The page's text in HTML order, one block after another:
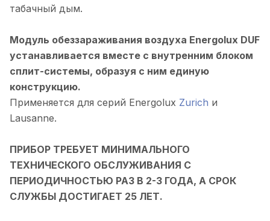
табачный дым.
Модуль обеззараживания воздуха Energolux DUF
устанавливается вместе с внутренним блоком
сплит-системы, образуя с ним единую
конструкцию.
Применяется для серий Energolux Zurich и
Lausanne.
ПРИБОР ТРЕБУЕТ МИНИМАЛЬНОГО
ТЕХНИЧЕСКОГО ОБСЛУЖИВАНИЯ С
ПЕРИОДИЧНОСТЬЮ РАЗ В 2-3 ГОДА, А СРОК
СЛУЖБЫ ДОСТИГАЕТ 25 ЛЕТ.